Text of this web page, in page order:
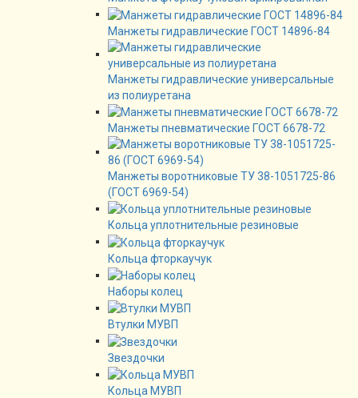
Манжеты гидравлические ГОСТ 14896-84
Манжеты гидравлические универсальные
из полиуретана
Манжеты пневматические ГОСТ 6678-72
Манжеты воротниковые ТУ 38-1051725-86
(ГОСТ 6969-54)
Кольца уплотнительные резиновые
Кольца фторкаучук
Наборы колец
Втулки МУВП
Звездочки
Кольца МУВП